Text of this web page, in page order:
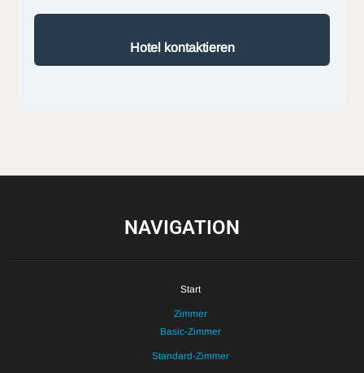
Hotel kontaktieren
NAVIGATION
Start
Zimmer
Basic-Zimmer
Standard-Zimmer